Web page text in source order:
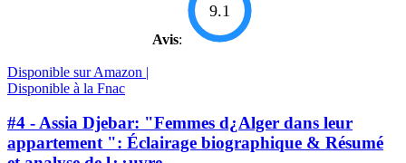
Avis:
9.1
Disponible sur Amazon |
Disponible à la Fnac
#4 - Assia Djebar: "Femmes d¿Alger dans leur
appartement ": Éclairage biographique & Résumé